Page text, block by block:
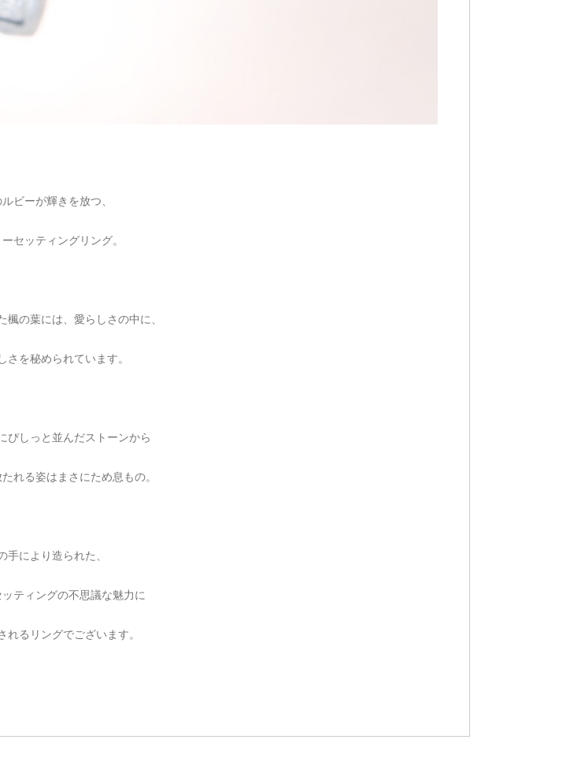
ビーが輝きを放つ、
セッティングリング。
楓の葉には、愛らしさの中に、
さを秘められています。
ぴしっと並んだストーンから
れる姿はまさにため息もの。
手により造られた、
ッティングの不思議な魅力に
れるリングでございます。